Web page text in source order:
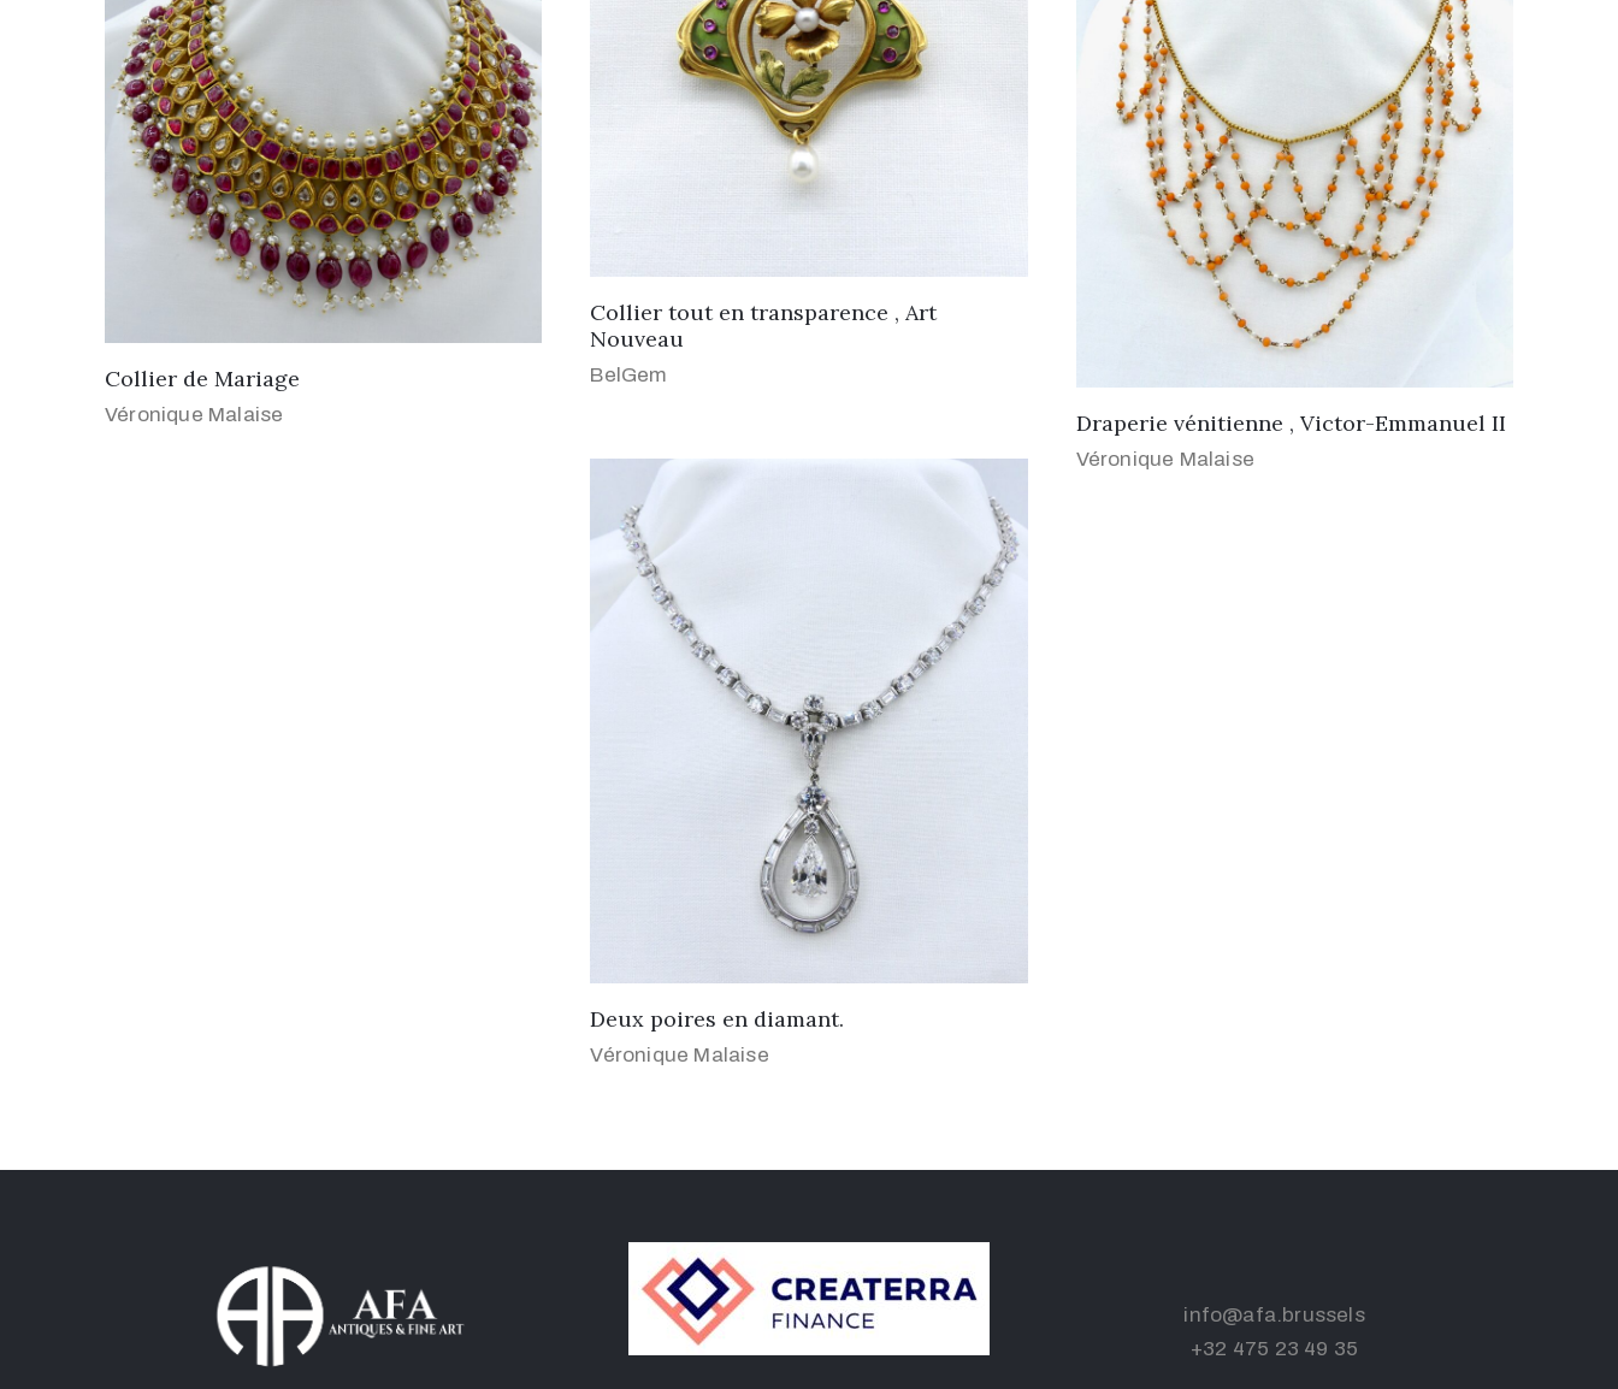
Collier tout en transparence , Art
Nouveau
BelGem
Collier de Mariage
Véronique Malaise Draperie vénitienne , Victor-Emmanuel II
Véronique Malaise
Deux poires en diamant.
Véronique Malaise
info@afa.brussels
+32 475 23 49 35